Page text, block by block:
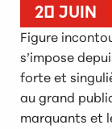
20 JUIN
Figure
s’impose
forte et
au grand
marquants et